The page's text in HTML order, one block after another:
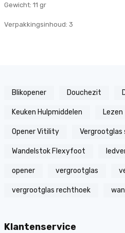
Gewicht: 11 gr
Verpakkingsinhoud: 3
Blikopener Douchezit
Keuken Hulpmiddelen Lezen
Opener Vitility Vergrootglas
Wandelstok Flexyfoot
opener vergrootglas
vergrootglas rechthoek
Klantenservice